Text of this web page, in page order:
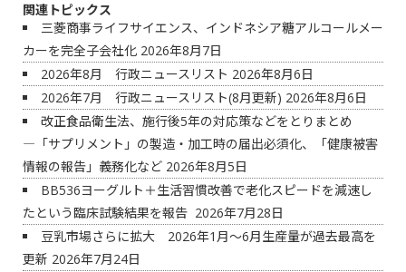
関連トピックス
三菱商事ライフサイエンス、インドネシア糖アルコールメー
カーを完全子会社化 2026年8月7日
2026年8月 行政ニュースリスト 2026年8月6日
2026年7月 行政ニュースリスト(8月更新) 2026年8月6日
改正食品衛生法、施行後5年の対応策などをとりまとめ
―「サプリメント」の製造・加工時の届出必須化、「健康被害
情報の報告」義務化など 2026年8月5日
BB536ヨーグルト＋生活習慣改善で老化スピードを減速し
たという臨床試験結果を報告 2026年7月28日
豆乳市場さらに拡大 2026年1月～6月生産量が過去最高を
更新 2026年7月24日